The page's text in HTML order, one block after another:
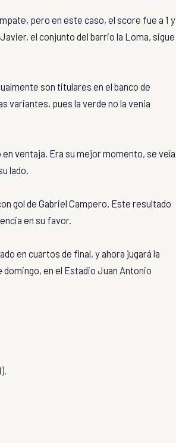
pero en este caso, el score fue a 1 y
el conjunto del barrio la Loma, sigue
son titulares en el banco de
variantes, pues la verde no la venia
en ventaja. Era su mejor momento, se veía
lado.
gol de Gabriel Campero. Este resultado
en su favor.
en cuartos de final, y ahora jugará la
en el Estadio Juan Antonio